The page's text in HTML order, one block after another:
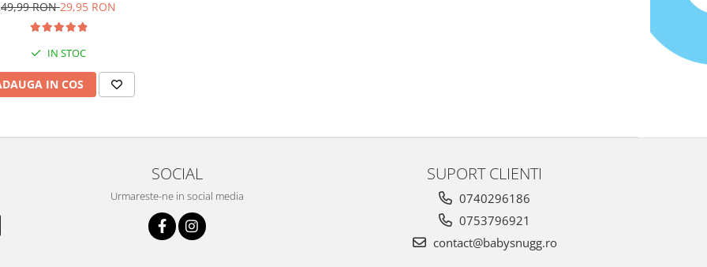
49,99 RON29,95 RON
IN STOC
IN COS
SOCIAL
Urmareste-ne in social media
SUPORT CLIENTI
0740296186
0753796921
contact@babysnugg.ro